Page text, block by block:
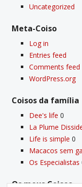
Uncategorized
Meta-Coiso
Log in
Entries feed
Comments feed
WordPress.org
Coisos da famí­lia
Dee's life 0
La Plume
Life is simple 0
Macacos sem
Os Especialistas
Os meus Coisos